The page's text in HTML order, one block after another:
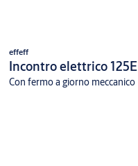
effeff
Incontro elettrico 125E
Con fermo a giorno meccanico